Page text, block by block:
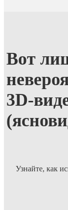
Вот
3D-
Узнайте, как